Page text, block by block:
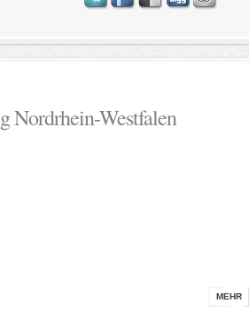
Nordrhein-Westfalen
MEHR